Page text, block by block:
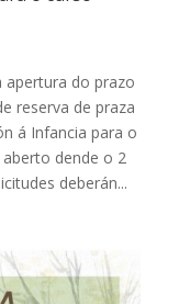
apertura do prazo
reserva de praza
á Infancia para o
dende o 2
deberán...